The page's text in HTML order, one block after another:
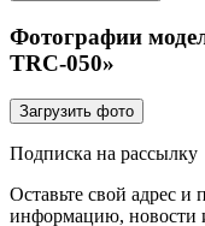
Фотографии
TRC-050»
Загрузить фото
Подписка на рассылку
Оставьте свой адрес
информацию, новости